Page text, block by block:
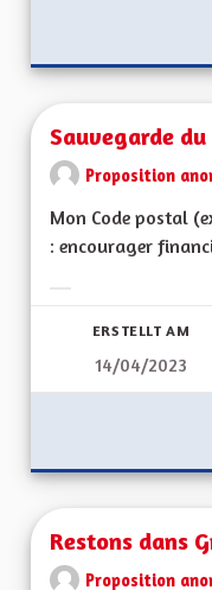
Sauvegarde
Proposition
Mon Code postal
: encourager
ERSTELLT AM
14/04/2023
Restons dans
Proposition